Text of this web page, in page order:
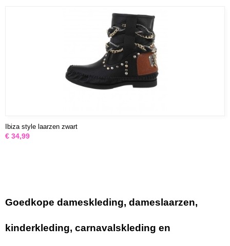
Ibiza style laarzen zwart
€ 34,99
Goedkope dameskleding, dameslaarzen,
kinderkleding, carnavalskleding en